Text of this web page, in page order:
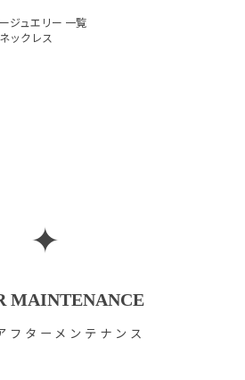
ジュエリー 一覧
ックレス
✦
MAINTENANCE
フターメンテナンス